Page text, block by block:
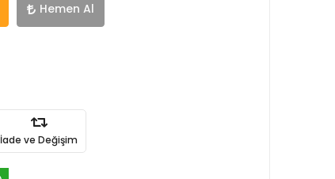
Hemen Al
İade ve Değişim